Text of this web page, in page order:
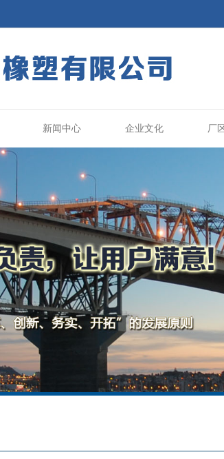
新闻中心 企业文化 厂